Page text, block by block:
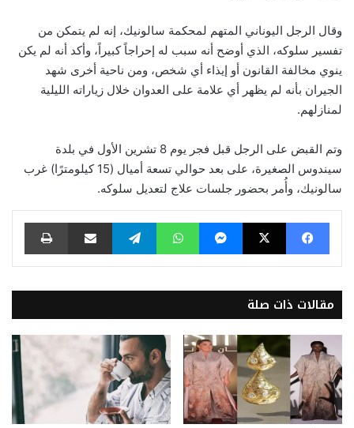
وقال الرجل اليوناني المتهم لمحكمة سالونيك، إنه لم يتمكن من
تفسير سلوكه، الذي أوضح أنه سبب له إحراجاً كبيراً، وأكد أنه لم يكن
ينوي مخالفة القانون أو إيذاء أي شخص، ومن ناحية أخرى شهد
الجيران بأنه لم يظهر أي علامة على العدوان خلال زياراته الليلية
لمنازلهم.
وتم القبض على الرجل قبل فجر يوم 8 تشرين الأول في بلدة
سيندوس الصغيرة، على بعد حوالي تسعة أميال (15 كيلومترًا) غرب
سالونيك، وأُمر بحضور جلسات علاج لتعديل سلوكه.
فيسبوك ‫X ماسنجر واتساب تيلقرام مشاركة عبر البريد طباعة
مقالات ذات صلة